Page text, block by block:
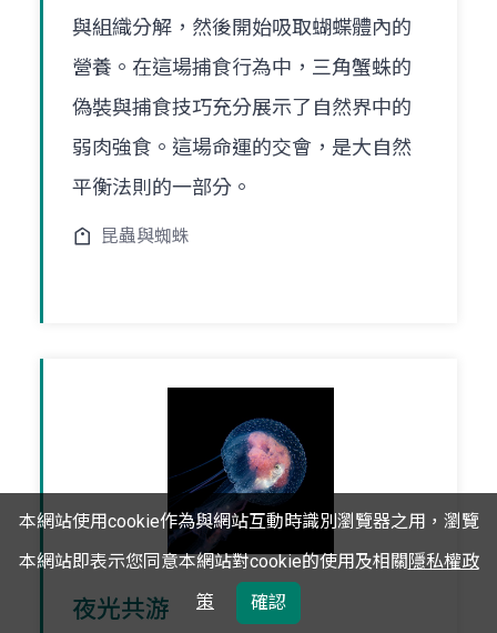
與組織分解，然後開始吸取蝴蝶體內的
營養。在這場捕食行為中，三角蟹蛛的
偽裝與捕食技巧充分展示了自然界中的
弱肉強食。這場命運的交會，是大自然
平衡法則的一部分。
昆蟲與蜘蛛
夜光共游
本網站使用cookie作為與網站互動時識別瀏覽器之用，瀏覽
本網站即表示您同意本網站對cookie的使用及相關隱私權政
策
確認